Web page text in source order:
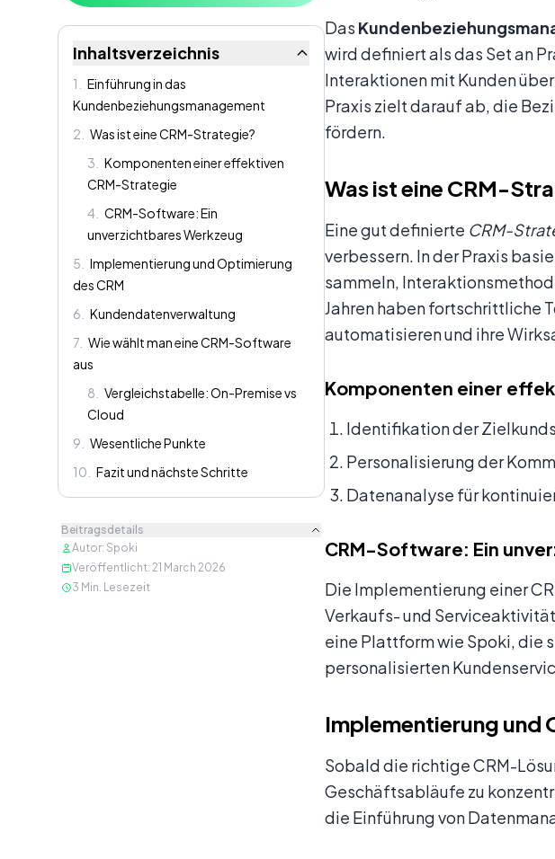
Inhaltsverzeichnis
1
Einführung in das
Kundenbeziehungsmanagement
2
Was ist eine CRM-Strategie?
3
Komponenten einer effektiven
CRM-Strategie
4
CRM-Software: Ein
unverzichtbares Werkzeug
5
Implementierung und Optimierung
des CRM
6
Kundendatenverwaltung
7 Wie wählt man eine CRM-Software
aus
8
Vergleichstabelle: On-Premise vs
Cloud
9
Wesentliche Punkte
10
Fazit und nächste Schritte
Beitragsdetails
Autor: Spoki
Veröffentlicht: 21 March 2026
3 Min. Lesezeit
Das
wird definiert als das Set an
Interaktionen mit Kunden
Praxis zielt darauf ab, die
fördern.
Was ist eine CRM-
Eine gut definierte CRM-
verbessern. In der Praxis
sammeln,
Jahren haben fortschrittliche
automatisieren und ihre
Komponenten einer
Identifikation der
Personalisierung der
Datenanalyse für
CRM-Software: Ein
Die Implementierung einer
Verkaufs- und
eine Plattform wie Spoki, die
personalisierten
Implementierung und
Sobald die richtige CRM-
Geschäftsabläufe zu
die Einführung von